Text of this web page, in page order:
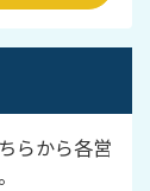
らから各営